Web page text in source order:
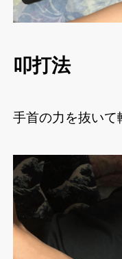
叩打法
手首の力を抜いて